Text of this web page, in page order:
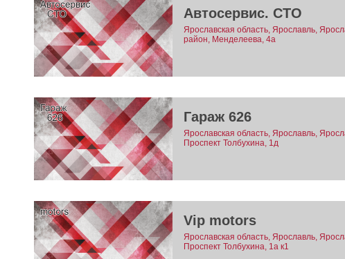
Автосервис. СТО
Ярославская область, Ярославль,
район, Менделеева, 4а
Гараж 626
Ярославская область, Ярославль,
Проспект Толбухина, 1д
Vip motors
Ярославская область, Ярославль,
Проспект Толбухина, 1а к1